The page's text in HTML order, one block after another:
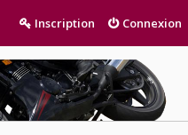
Connexion
Inscription